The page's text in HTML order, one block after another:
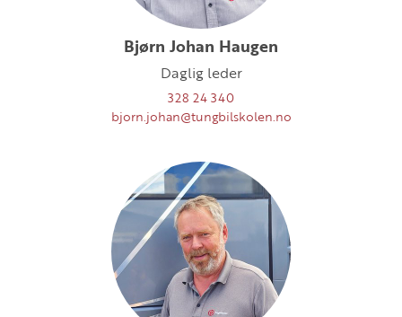
Bjørn Johan Haugen
Daglig leder
328 24 340
bjorn.johan@tungbilskolen.no